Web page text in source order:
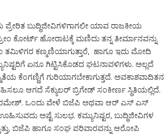
ಪ್ರೇರಿತ ಬುದ್ಧಿಜೀವಿಗಳಿಗಾಗಲೀ ಯಾವ ರಾಜಕೀಯ
ಕೋರ್ಟ್ ಹೋರಾಟಕ್ಕೆ ಮಣಿದು ತನ್ನ ತೀರ್ಮಾನವನ್ನು
ತಮಿಳಿಗರ ಕಣ್ಮಣಿಯಾಗುತ್ತಾರೆ, ಹಾಗೂ ಇದು ಮೋದಿ
ಏನೂ ಗಿಟ್ಟಿಸಿಕೊಡದ ಘಟನಾವಳಿಗಳು. ಅಲ್ಲದೆ
ಕೆಂಗಣ್ಣಿಗೆ ಗುರಿಯಾಗಬೇಕಾಗುತ್ತದೆ. ಅವಕಾಶವಾದಿತನ
ಆಗದೆ ಸೆಕ್ಯುಲರ್ ಬ್ರಿಗೇಡ್ ಸಂಕೀರ್ಣ ಸ್ಥಿತಿಯಲ್ಲಿದೆ.
ರಮೇಶ್. ಒಂದು ವೇಳೆ ಬಿಜೆಪಿ ಅಥವಾ ಆರ್ ಎಸ್ ಎಸ್
ಊಹಿಸುವದು ಅಷ್ಟೆ ಸುಲಭ. ಕಮ್ಯುನಿಷ್ಟರ, ಬುದ್ಧಿಜೀವಿಗಳ
ಬಿಜೆಪಿ ಹಾಗೂ ಸಂಘ ಪರಿವಾರವನ್ನು ಆರೋಪಿ